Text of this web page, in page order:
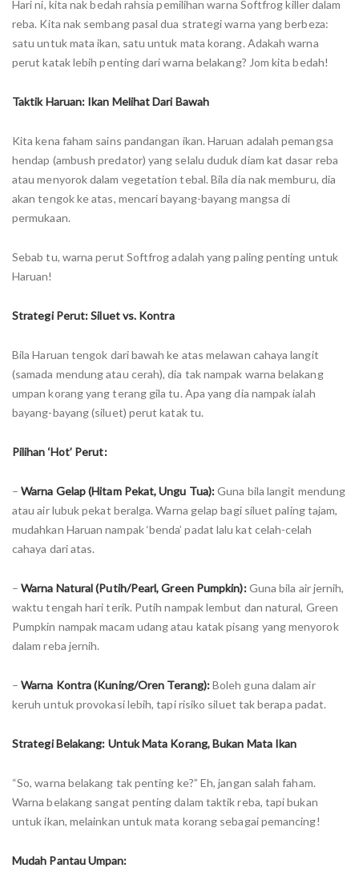
Hari ni, kita nak bedah rahsia pemilihan warna Softfrog killer dalam
reba. Kita nak sembang pasal dua strategi warna yang berbeza:
satu untuk mata ikan, satu untuk mata korang. Adakah warna
perut katak lebih penting dari warna belakang? Jom kita bedah!
Taktik Haruan: Ikan Melihat Dari Bawah
Kita kena faham sains pandangan ikan. Haruan adalah pemangsa
hendap (ambush predator) yang selalu duduk diam kat dasar reba
atau menyorok dalam vegetation tebal. Bila dia nak memburu, dia
akan tengok ke atas, mencari bayang-bayang mangsa di
permukaan.
Sebab tu, warna perut Softfrog adalah yang paling penting untuk
Haruan!
Strategi Perut: Siluet vs. Kontra
Bila Haruan tengok dari bawah ke atas melawan cahaya langit
(samada mendung atau cerah), dia tak nampak warna belakang
umpan korang yang terang gila tu. Apa yang dia nampak ialah
bayang-bayang (siluet) perut katak tu.
Pilihan ‘Hot’ Perut:
–Warna Gelap (Hitam Pekat, Ungu Tua):Guna bila langit mendung
atau air lubuk pekat beralga. Warna gelap bagi siluet paling tajam,
mudahkan Haruan nampak ‘benda’ padat lalu kat celah-celah
cahaya dari atas.
–Warna Natural (Putih/Pearl, Green Pumpkin):Guna bila air jernih,
waktu tengah hari terik. Putih nampak lembut dan natural, Green
Pumpkin nampak macam udang atau katak pisang yang menyorok
dalam reba jernih.
–Warna Kontra (Kuning/Oren Terang):Boleh guna dalam air
keruh untuk provokasi lebih, tapi risiko siluet tak berapa padat.
Strategi Belakang: Untuk Mata Korang, Bukan Mata Ikan
“So, warna belakang tak penting ke?” Eh, jangan salah faham.
Warna belakang sangat penting dalam taktik reba, tapi bukan
untuk ikan, melainkan untuk mata korang sebagai pemancing!
Mudah Pantau Umpan: